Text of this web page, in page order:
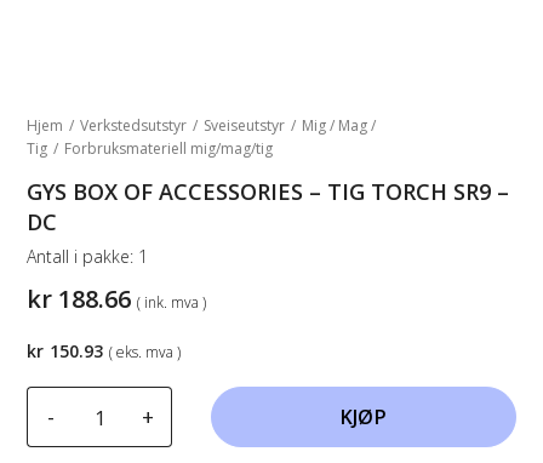
Hjem / Verkstedsutstyr / Sveiseutstyr / Mig / Mag /
Tig / Forbruksmateriell mig/mag/tig
GYS BOX OF ACCESSORIES – TIG TORCH SR9 –
DC
kr 188.66 ( ink. mva )
Antall i pakke: 1
- + KJØP
kr 150.93 ( eks. mva )